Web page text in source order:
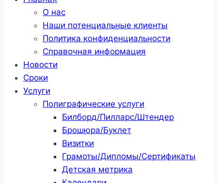
О нас
Наши потенциальные клиенты
Политика конфиденциальности
Справочная информация
Новости
Сроки
Услуги
Полиграфические услуги
Билборд/Пилларс/Штендер
Брошюра/Буклет
Визитки
Грамоты/Дипломы/Сертификаты
Детская метрика